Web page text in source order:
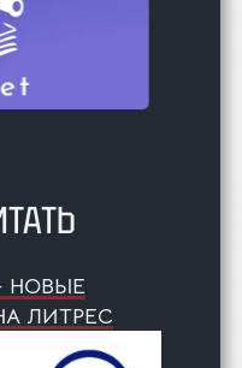
НОВЫЕ
ЛИТРЕС